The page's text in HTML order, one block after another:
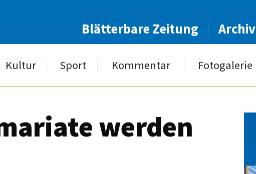
Blätterbare Zeitung Archiv
Kultur Sport Kommentar Fotogalerie
werden